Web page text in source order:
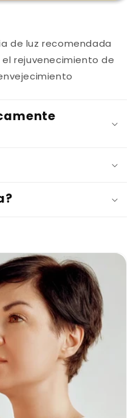
de luz recomendada
rejuvenecimiento de